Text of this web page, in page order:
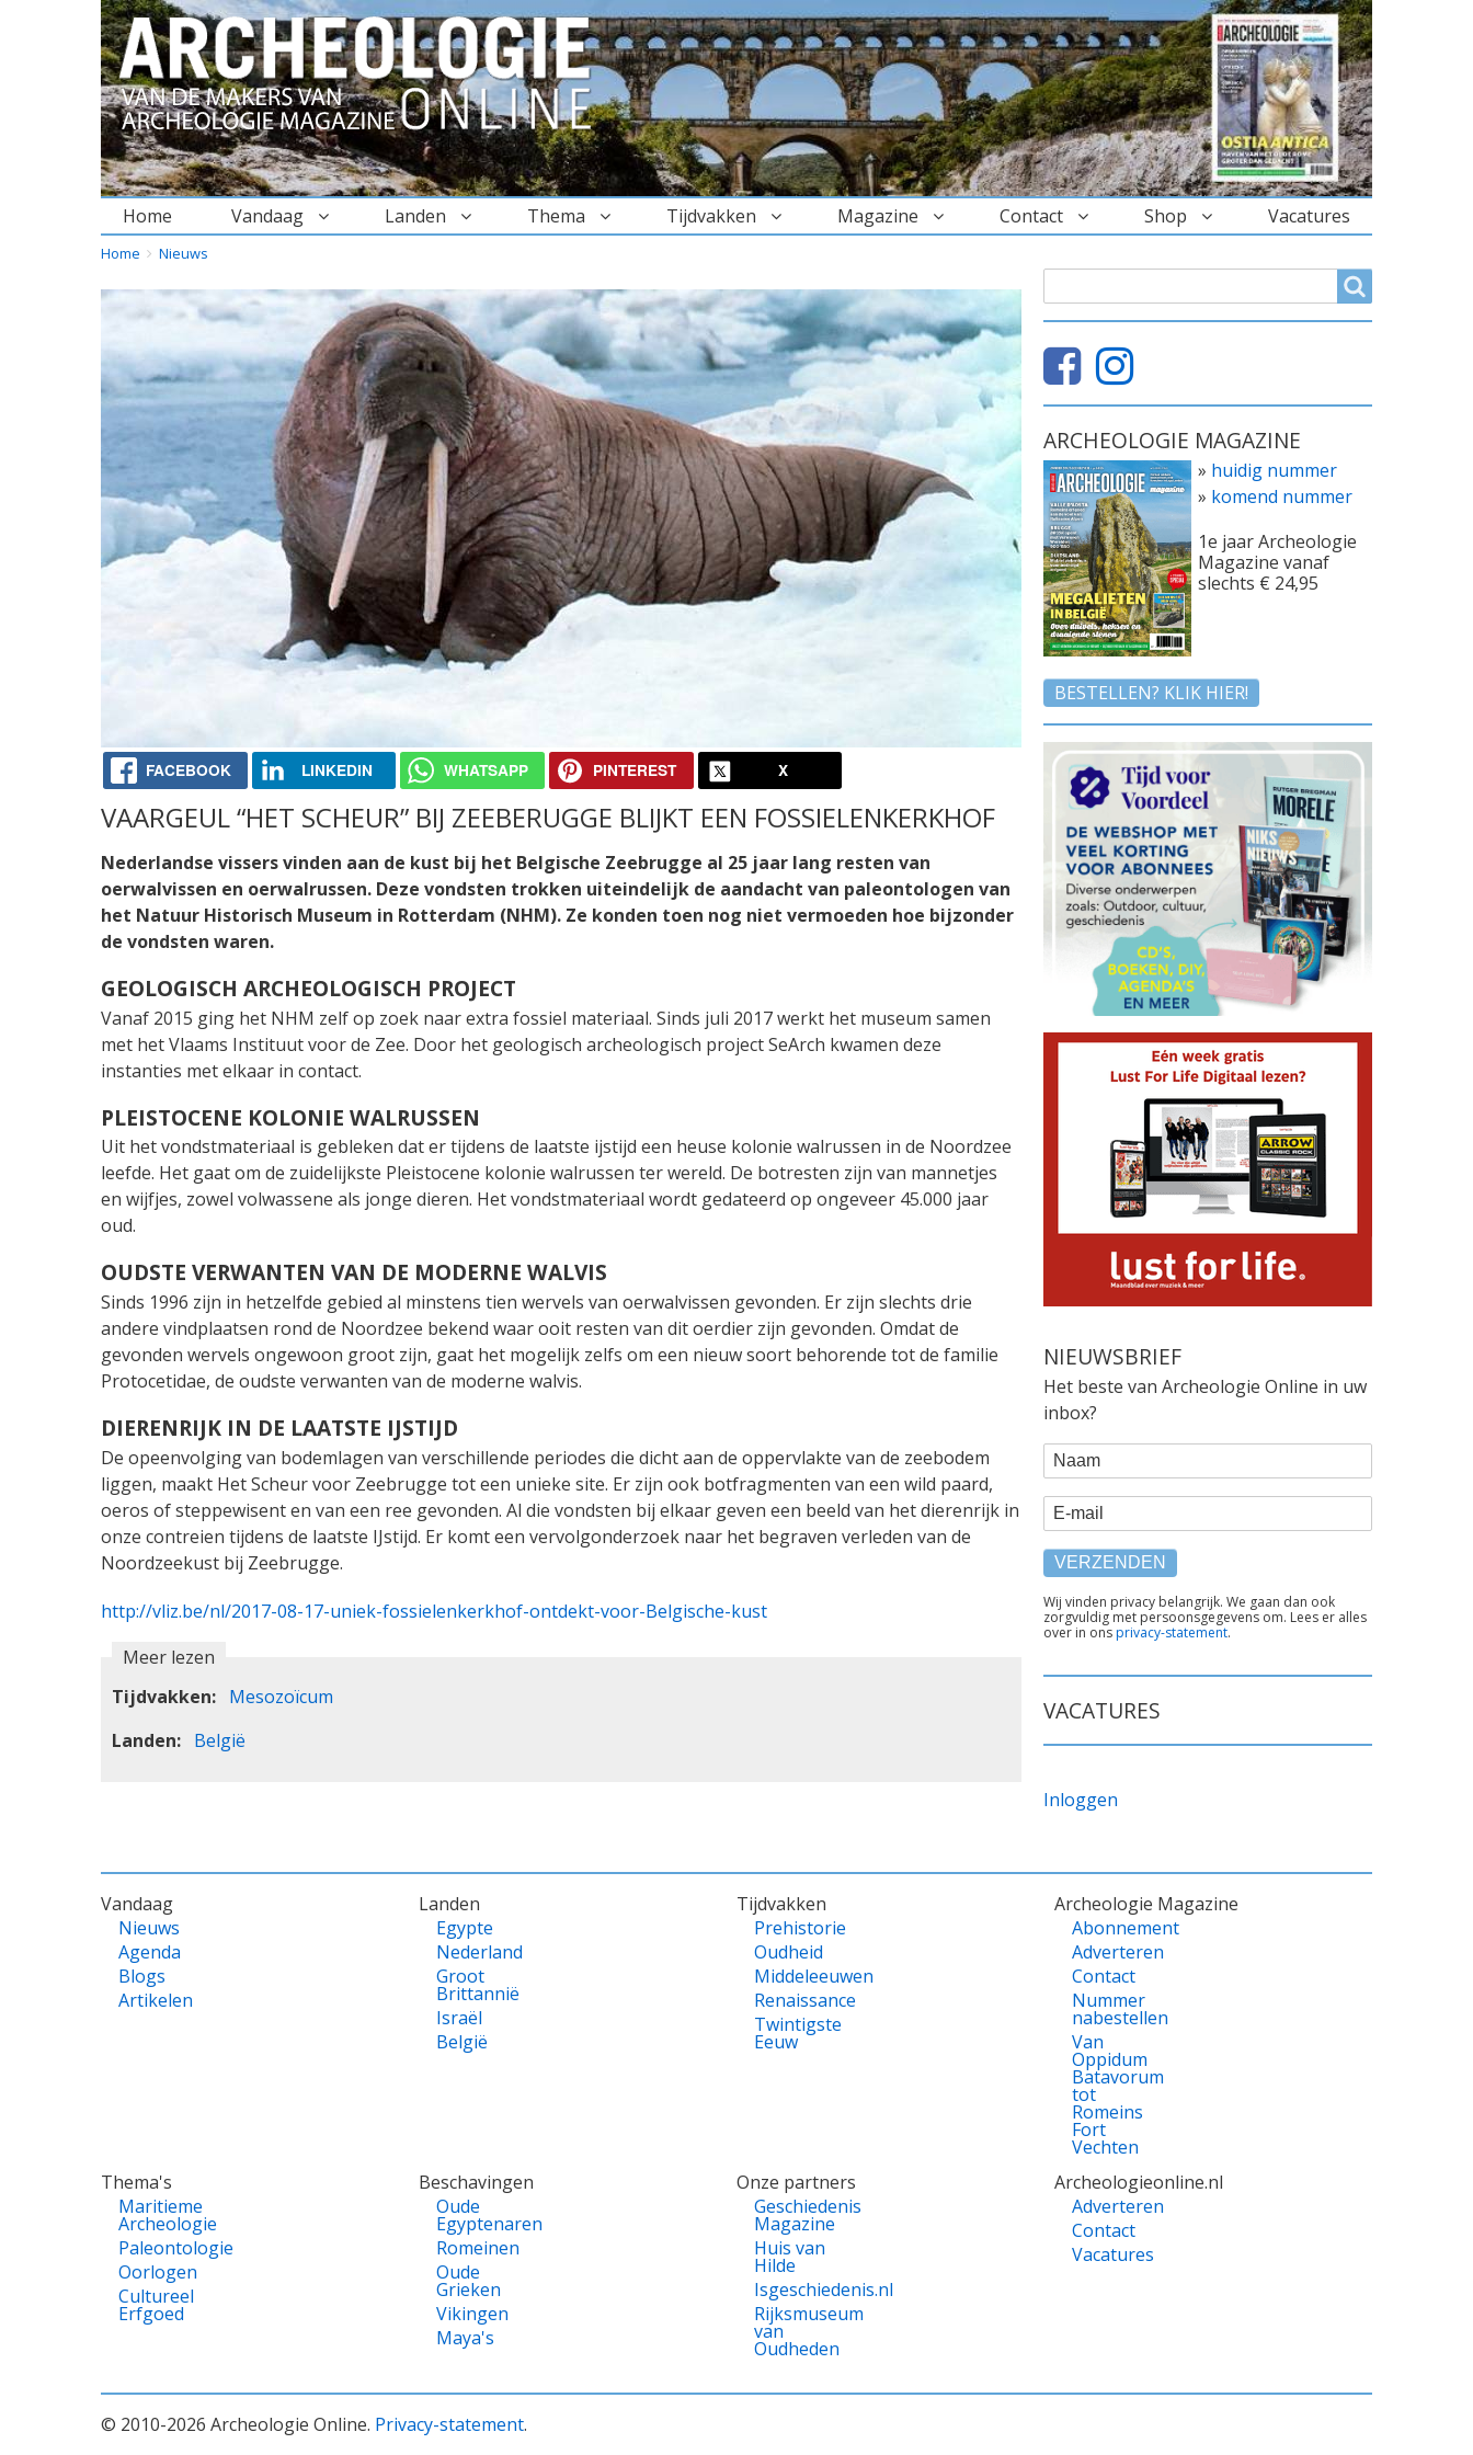
Home Vandaag Landen Thema Tijdvakken Magazine Contact Shop Vacatures
BREADCRUMBS
YOU
Home Nieuws
FACEBOOK LINKEDIN WHATSAPP PINTEREST X
VAARGEUL “HET SCHEUR” BIJ ZEEBERUGGE BLIJKT EEN FOSSIELENKERKHOF
Nederlandse vissers vinden aan de kust bij het Belgische Zeebrugge al 25 jaar lang resten van
oerwalvissen en oerwalrussen. Deze vondsten trokken uiteindelijk de aandacht van paleontologen van
het Natuur Historisch Museum in Rotterdam (NHM). Ze konden toen nog niet vermoeden hoe bijzonder
de vondsten waren.
GEOLOGISCH ARCHEOLOGISCH PROJECT
Vanaf 2015 ging het NHM zelf op zoek naar extra fossiel materiaal. Sinds juli 2017 werkt het museum samen
met het Vlaams Instituut voor de Zee. Door het geologisch archeologisch project SeArch kwamen deze
instanties met elkaar in contact.
PLEISTOCENE KOLONIE WALRUSSEN
Uit het vondstmateriaal is gebleken dat er tijdens de laatste ijstijd een heuse kolonie walrussen in de Noordzee
leefde. Het gaat om de zuidelijkste Pleistocene kolonie walrussen ter wereld. De botresten zijn van mannetjes
en wijfjes, zowel volwassene als jonge dieren. Het vondstmateriaal wordt gedateerd op ongeveer 45.000 jaar
oud.
OUDSTE VERWANTEN VAN DE MODERNE WALVIS
Sinds 1996 zijn in hetzelfde gebied al minstens tien wervels van oerwalvissen gevonden. Er zijn slechts drie
andere vindplaatsen rond de Noordzee bekend waar ooit resten van dit oerdier zijn gevonden. Omdat de
gevonden wervels ongewoon groot zijn, gaat het mogelijk zelfs om een nieuw soort behorende tot de familie
Protocetidae, de oudste verwanten van de moderne walvis.
DIERENRIJK IN DE LAATSTE IJSTIJD
De opeenvolging van bodemlagen van verschillende periodes die dicht aan de oppervlakte van de zeebodem
liggen, maakt Het Scheur voor Zeebrugge tot een unieke site. Er zijn ook botfragmenten van een wild paard,
oeros of steppewisent en van een ree gevonden. Al die vondsten bij elkaar geven een beeld van het dierenrijk in
onze contreien tijdens de laatste IJstijd. Er komt een vervolgonderzoek naar het begraven verleden van de
Noordzeekust bij Zeebrugge.
http://vliz.be/nl/2017-08-17-uniek-fossielenkerkhof-ontdekt-voor-Belgische-kust
Meer lezen
Tijdvakken
Mesozoïcum
Landen
België
ARCHEOLOGIE MAGAZINE
» huidig nummer
» komend nummer
1e jaar Archeologie
Magazine vanaf
slechts € 24,95
BESTELLEN? KLIK HIER!
NIEUWSBRIEF
Het beste van Archeologie Online in uw
inbox?
WEBFORM
Naam
E-mail
TEKST
ONDER
FORMULIER
Wij vinden privacy belangrijk. We gaan dan ook
zorgvuldig met persoonsgegevens om. Lees er alles
over in onsprivacy-statement.
VACATURES
Inloggen
VOET
Vandaag
Nieuws
Agenda
Blogs
Artikelen
Landen
Egypte
Nederland
Groot
Brittannië
Israël
België
Tijdvakken
Prehistorie
Oudheid
Middeleeuwen
Renaissance
Twintigste
Eeuw
Archeologie Magazine
Abonnement
Adverteren
Contact
Nummer
nabestellen
Van
Oppidum
Batavorum
tot
Romeins
Fort
Vechten
Thema's
Maritieme
Archeologie
Paleontologie
Oorlogen
Cultureel
Erfgoed
Beschavingen
Oude
Egyptenaren
Romeinen
Oude
Grieken
Vikingen
Maya's
Onze partners
Geschiedenis
Magazine
Huis van
Hilde
Isgeschiedenis.nl
Rijksmuseum
van
Oudheden
Archeologieonline.nl
Adverteren
Contact
Vacatures
© 2010-2026 Archeologie Online. Privacy-statement.